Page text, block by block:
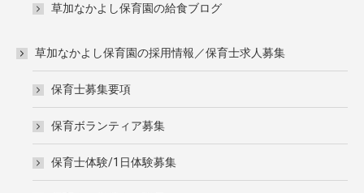
草加なかよし保育園の給食ブログ
草加なかよし保育園の採用情報／保育士求人募集
保育士募集要項
保育ボランティア募集
保育士体験/1日体験募集